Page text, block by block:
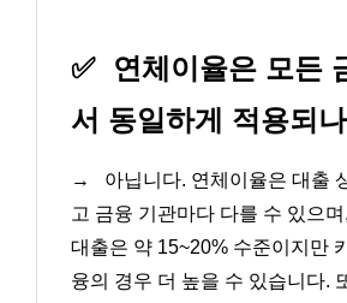
✅
연체이율은 모든
서 동일하게 적용되
→
아닙니다. 연체이율은 대출
고 금융 기관마다 다를 수 있으
대출은 약 15~20% 수준이지만
융의 경우 더 높을 수 있습니다.